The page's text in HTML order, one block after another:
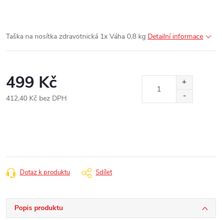
Taška na nosítka zdravotnická 1x Váha 0,8 kg Detailní informace
499 Kč
412,40 Kč bez DPH
Dotaz k produktu Sdílet
Popis produktu